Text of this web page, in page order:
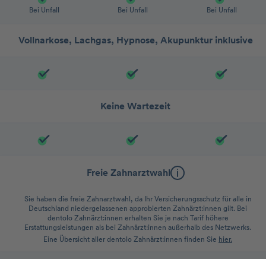
Bei Unfall Bei Unfall Bei Unfall
Vollnarkose, Lachgas, Hypnose, Akupunktur inklusive
Keine Wartezeit
Freie Zahnarztwahl
Sie haben die freie Zahnarztwahl, da Ihr Versicherungsschutz für alle in
Deutschland niedergelassenen approbierten Zahnärzt:innen gilt. Bei
dentolo Zahnärzt:innen erhalten Sie je nach Tarif höhere
Erstattungsleistungen als bei Zahnärzt:innen außerhalb des Netzwerks.
Eine Übersicht aller dentolo Zahnärzt:innen finden Sie hier.